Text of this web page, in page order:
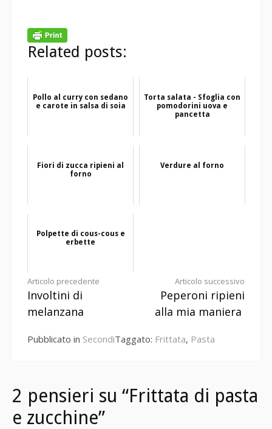
Related posts:
Pollo al curry con sedano
e carote in salsa di soia
Torta salata - Sfoglia con
pomodorini uova e
pancetta
Fiori di zucca ripieni al
forno
Verdure al forno
Polpette di cous-cous e
erbette
Continua
a
Articolo precedente
Involtini di
melanzana
Articolo successivo
Peperoni ripieni
alla mia maniera
Pubblicato in SecondiTaggato: Frittata, Pasta
2 pensieri su “Frittata di pasta
e zucchine”